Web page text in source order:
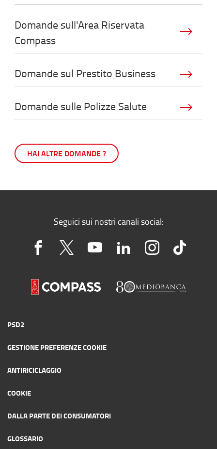
Domande sull'Area Riservata
Compass
Domande sul Prestito Business
Domande sulle Polizze Salute
HAI ALTRE DOMANDE ?
Seguici sui nostri canali social:
PSD2
GESTIONE PREFERENZE COOKIE
ANTIRICICLAGGIO
COOKIE
DALLA PARTE DEI CONSUMATORI
GLOSSARIO